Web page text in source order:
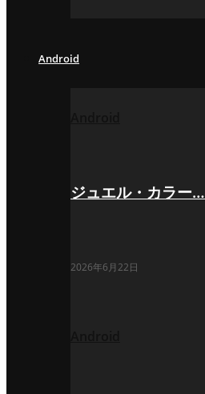
Android
ジュエル・カラー…
2026年6月22日